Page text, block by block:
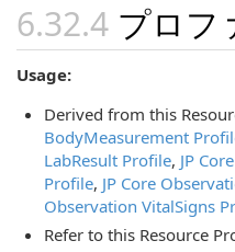
プロフ
Usage:
Derived from this
BodyMeasurement
LabResult Profile, JP
Profile, JP Core
Observation VitalSigns
Refer to this Resource